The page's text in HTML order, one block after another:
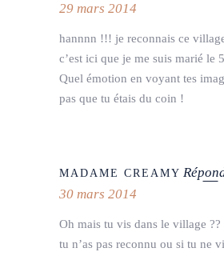
29 mars 2014
hannnn !!! je reconnais ce
c’est ici que je me suis marié le
Quel émotion en voyant tes
pas que tu étais du coin !
MADAME CREAMY
30 mars 2014
Oh mais tu vis dans le village
tu n’as pas reconnu ou si tu ne